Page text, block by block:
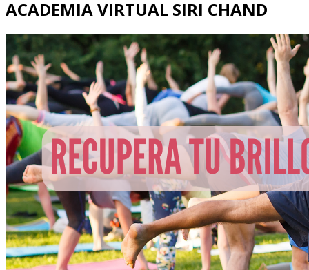
ACADEMIA VIRTUAL SIRI CHAND